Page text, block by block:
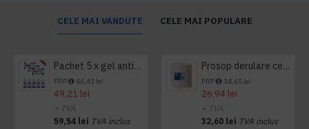
CELE MAI VANDUTE CELE MAI POPULARE
Pachet 5 x gel antibacterian 50ml si 3 x Servetele antibacteriene 48 buc Hygienium
PRP 66,43 lei
49,21 lei
+ TVA
59,54 lei TVA inclus
Prosop derulare centrala 1 pliu, 300 m Tork
PRP 34,65 lei
26,94 lei
+ TVA
32,60 lei TVA inclus